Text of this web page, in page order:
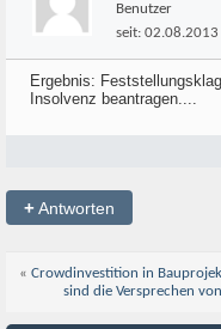
Benutzer
seit: 02.08.2013
Ergebnis:
Insolvenz beantragen....
+Antworten
« Crowdinvestition in
sind die Versprechen